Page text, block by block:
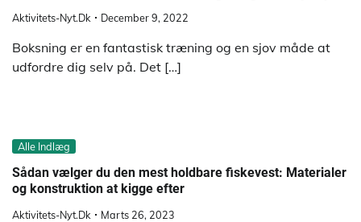
Aktivitets-Nyt.dk December 9, 2022
Boksning er en fantastisk træning og en sjov måde at
udfordre dig selv på. Det […]
Alle Indlæg
Sådan vælger du den mest holdbare fiskevest: Materialer
og konstruktion at kigge efter
Aktivitets-Nyt.dk Marts 26, 2023